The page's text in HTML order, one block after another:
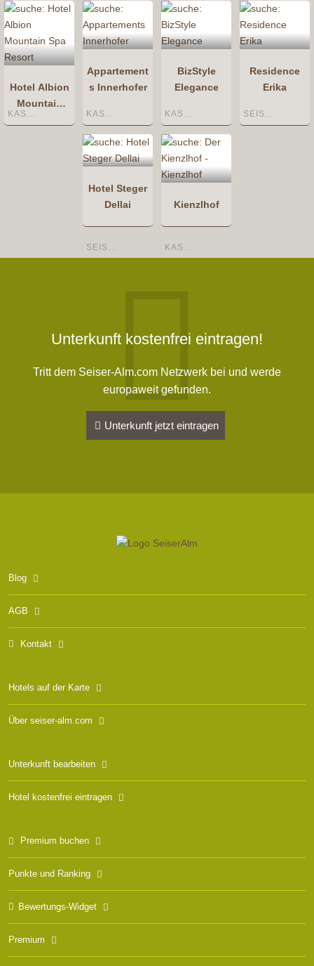
Hotel Albion
Mountain
Spa Resort
KASTELRUTH
Appartement
s Innerhofer
KASTELRUTH
BizStyle
Elegance
KASTELRUTH
Residence
Erika
SEIS AM SCHLERN
Hotel Steger
Dellai
SEISER ALM / ALPE DI SIUSI
Kienzlhof
KASTELRUTH
Unterkunft kostenfrei eintragen!
Tritt dem Seiser-Alm.com Netzwerk bei und werde
europaweit gefunden.
Unterkunft jetzt eintragen
Blog
AGB
Kontakt
Hotels auf der Karte
Über seiser-alm.com
Unterkunft bearbeiten
Hotel kostenfrei eintragen
Premium buchen
Punkte und Ranking
Bewertungs-Widget
Premium